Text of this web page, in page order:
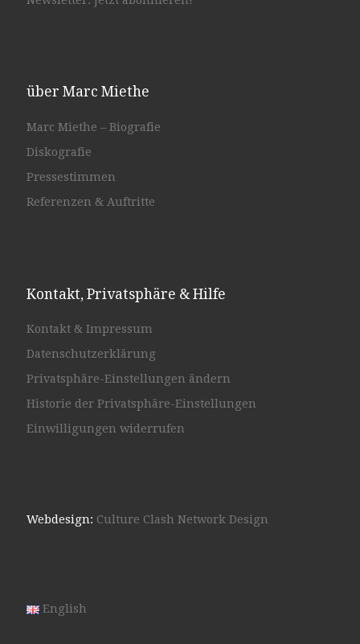
über Marc Miethe
Marc Miethe – Biografie
Diskografie
Pressestimmen
Referenzen & Auftritte
Kontakt, Privatsphäre & Hilfe
Kontakt & Impressum
Datenschutzerklärung
Privatsphäre-Einstellungen ändern
Historie der Privatsphäre-Einstellungen
Einwilligungen widerrufen
Webdesign: Culture Clash Network Design
English